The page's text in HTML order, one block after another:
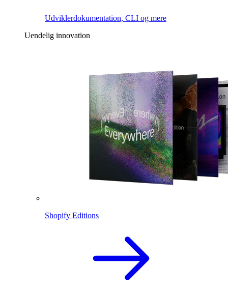
Udviklerdokumentation, CLI og mere
Uendelig innovation
Shopify Editions